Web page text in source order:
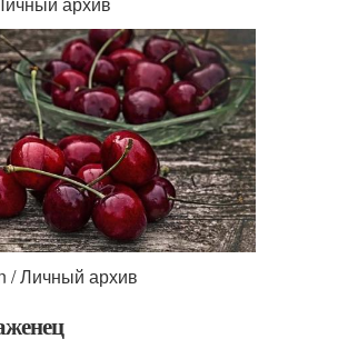
/ Личный архив